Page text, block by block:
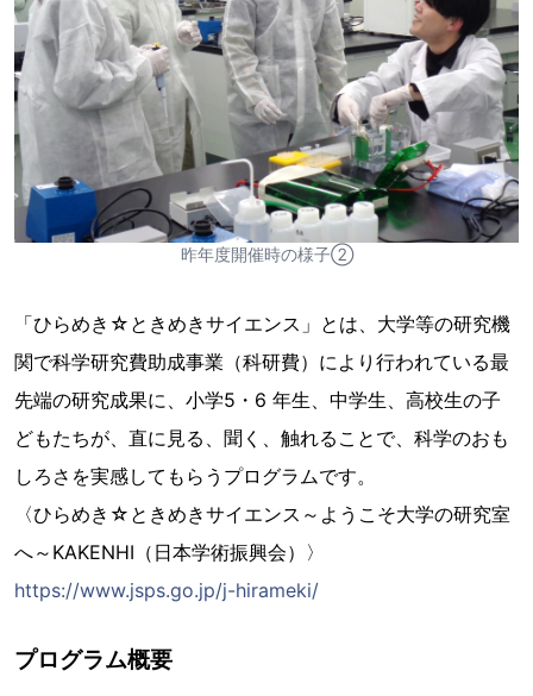
昨年度開催時の様子②
「ひらめき☆ときめきサイエンス」とは、大学等の研究機
関で科学研究費助成事業（科研費）により行われている最
先端の研究成果に、小学5・6 年生、中学生、高校生の子
どもたちが、直に見る、聞く、触れることで、科学のおも
しろさを実感してもらうプログラムです。
〈ひらめき☆ときめきサイエンス～ようこそ大学の研究室
へ～KAKENHI（日本学術振興会）〉
https://www.jsps.go.jp/j-hirameki/
プログラム概要